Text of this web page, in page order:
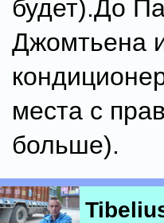
будет).До
Джомтьена
места с
больше).